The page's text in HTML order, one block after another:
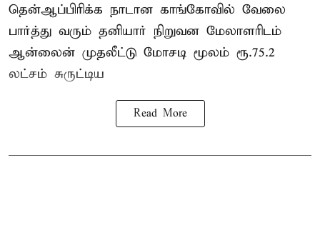
தென்ஆப்பிரிக்க நாடான காங்கோவில் வேலை
பார்த்து வரும் தனியார் நிறுவன மேலாளரிடம்
ஆன்லைன் முதலீட்டு மோசடி மூலம் ரூ.75.2
லட்சம் சுருட்டிய
Read More